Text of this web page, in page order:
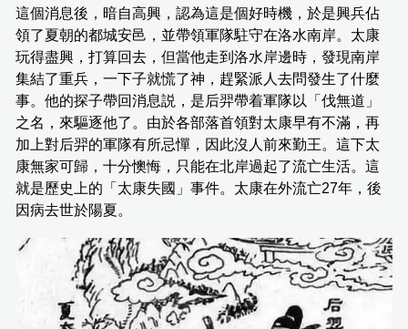
這個消息後，暗自高興，認為這是個好時機，於是興兵佔
領了夏朝的都城安邑，並帶領軍隊駐守在洛水南岸。太康
玩得盡興，打算回去，但當他走到洛水岸邊時，發現南岸
集結了重兵，一下子就慌了神，趕緊派人去問發生了什麼
事。他的探子帶回消息説，是后羿帶着軍隊以「伐無道」
之名，來驅逐他了。由於各部落首領對太康早有不滿，再
加上對后羿的軍隊有所忌憚，因此沒人前來勤王。這下太
康無家可歸，十分懊悔，只能在北岸過起了流亡生活。這
就是歷史上的「太康失國」事件。太康在外流亡27年，後
因病去世於陽夏。